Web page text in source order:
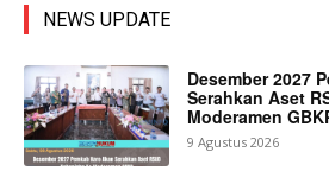
NEWS UPDATE
Desember 2027
Serahkan Aset
Moderamen
9 Agustus 2026